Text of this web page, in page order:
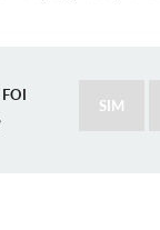
SIM